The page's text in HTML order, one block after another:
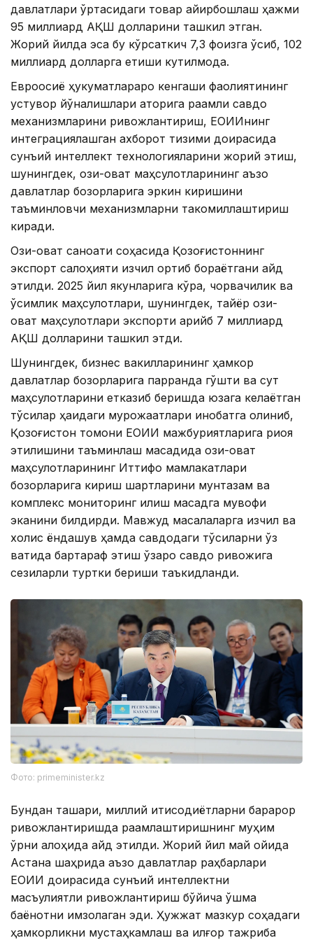
давлатлари ўртасидаги товар айирбошлаш ҳажми
95 миллиард АҚШ долларини ташкил этган.
Жорий йилда эса бу кўрсаткич 7,3 фоизга ўсиб, 102
миллиард долларга етиши кутилмоқда.
Евроосиё ҳукуматлараро кенгаши фаолиятининг
устувор йўналишлари қаторига рақамли савдо
механизмларини ривожлантириш, ЕОИИнинг
интеграциялашган ахборот тизими доирасида
сунъий интеллект технологияларини жорий этиш,
шунингдек, озиқ-овқат маҳсулотларининг аъзо
давлатлар бозорларига эркин киришини
таъминловчи механизмларни такомиллаштириш
киради.
Озиқ-овқат саноати соҳасида Қозоғистоннинг
экспорт салоҳияти изчил ортиб бораётгани қайд
этилди. 2025 йил якунларига кўра, чорвачилик ва
ўсимлик маҳсулотлари, шунингдек, тайёр озиқ-
овқат маҳсулотлари экспорти қарийб 7 миллиард
АҚШ долларини ташкил этди.
Шунингдек, бизнес вакилларининг ҳамкор
давлатлар бозорларига парранда гўшти ва сут
маҳсулотларини етказиб беришда юзага келаётган
тўсиқлар ҳақидаги мурожаатлари инобатга олиниб,
Қозоғистон томони ЕОИИ мажбуриятларига риоя
этилишини таъминлаш мақсадида озиқ-овқат
маҳсулотларининг Иттифоқ мамлакатлари
бозорларига кириш шартларини мунтазам ва
комплекс мониторинг қилиш мақсадга мувофиқ
эканини билдирди. Мавжуд масалаларга изчил ва
холис ёндашув ҳамда савдодаги тўсиқларни ўз
вақтида бартараф этиш ўзаро савдо ривожига
сезиларли туртки бериши таъкидланди.
Фото: primeminister.kz
Бундан ташқари, миллий иқтисодиётларни барқарор
ривожлантиришда рақамлаштиришнинг муҳим
ўрни алоҳида қайд этилди. Жорий йил май ойида
Астана шаҳрида аъзо давлатлар раҳбарлари
ЕОИИ доирасида сунъий интеллектни
масъулиятли ривожлантириш бўйича қўшма
баёнотни имзолаган эди. Ҳужжат мазкур соҳадаги
ҳамкорликни мустаҳкамлаш ва илғор тажриба